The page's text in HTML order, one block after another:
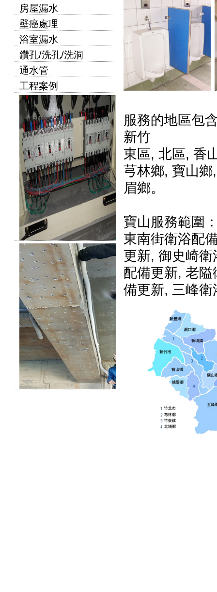
房屋漏水
壁癌處理
浴室漏水
鑽孔/洗孔/洗洞
通水管
工程案例
服務的地區包
新竹
東區, 北區, 香
芎林鄉, 寶山鄉
眉鄉。
寶山服務範圍
東南街衛浴配
更新, 御史崎衛
配備更新, 老隘
備更新, 三峰衛